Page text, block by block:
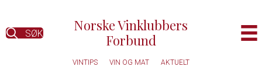
SØK
Norske Vinklubbers
Forbund
VINTIPS VIN OG MAT AKTUELT